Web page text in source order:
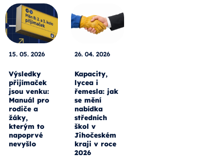
15. 05. 2026
Výsledky
přijímaček
jsou venku:
Manuál pro
rodiče a
žáky,
kterým to
napoprvé
nevyšlo
26. 04. 2026
Kapacity,
lycea i
řemesla: jak
se mění
nabídka
středních
škol v
Jihočeském
kraji v roce
2026